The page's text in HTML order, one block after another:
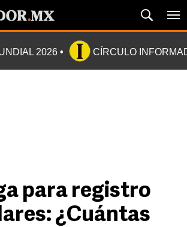
2026 CÍRCULO
para registro
¿Cuántas